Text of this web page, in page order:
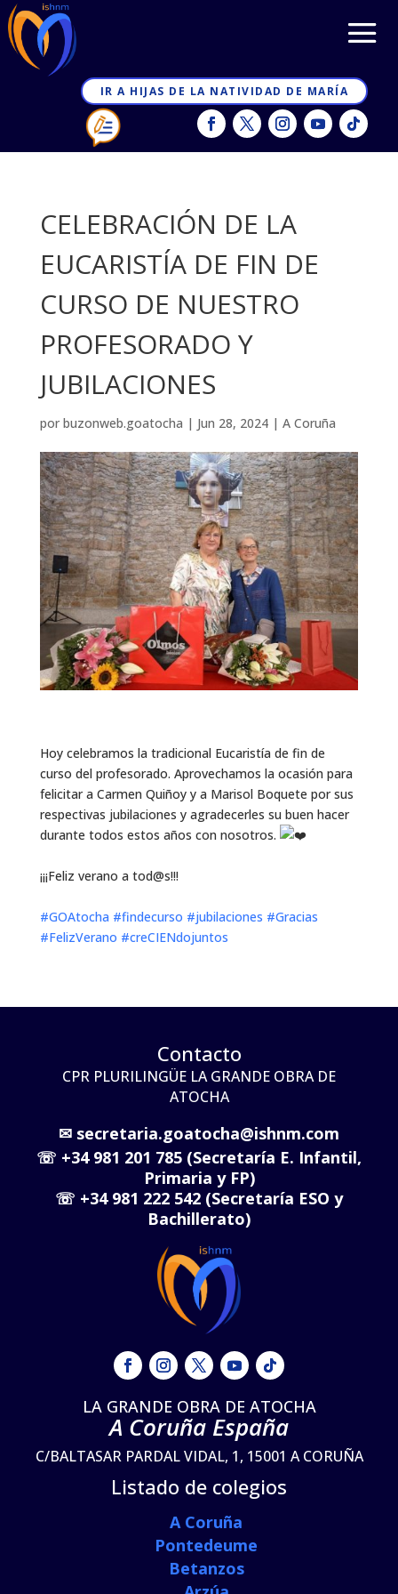
IR A HIJAS DE LA NATIVIDAD DE MARÍA
CELEBRACIÓN DE LA
EUCARISTÍA DE FIN DE
CURSO DE NUESTRO
PROFESORADO Y
JUBILACIONES
por buzonweb.goatocha | Jun 28, 2024| A Coruña
Hoy celebramos la tradicional Eucaristía de fin de
curso del profesorado. Aprovechamos la ocasión para
felicitar a Carmen Quiñoy y a Marisol Boquete por sus
respectivas jubilaciones y agradecerles su buen hacer
durante todos estos años con nosotros.
¡¡¡Feliz verano a tod@s!!!
#GOAtocha #findecurso #jubilaciones #Gracias
#FelizVerano #creCIENdojuntos
Contacto
CPR PLURILINGÜE LA GRANDE OBRA DE
ATOCHA
✉ secretaria.goatocha@ishnm.com
☏ +34 981 201 785 (Secretaría E. Infantil,
Primaria y FP)
☏ +34 981 222 542 (Secretaría ESO y
Bachillerato)
LA GRANDE OBRA DE ATOCHA
A Coruña España
C/BALTASAR PARDAL VIDAL, 1, 15001 A CORUÑA
Listado de colegios
A Coruña
Pontedeume
Betanzos